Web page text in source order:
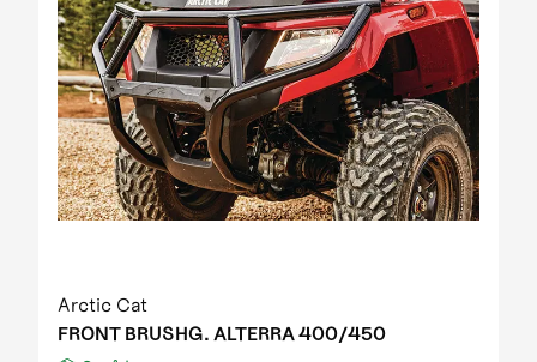
2013 1000 XT EFT white met
2013 450 R EFT Homologated
2013 550 EFT black
2013 550 XT EFT emerald green met
2013 700 Diesel EFT marsh
2013 700 XT EFT steel blue met
2013 Prowler HDX
2013 TRV 550 EFT black
2013 TRV 550 XT EFT emerald green met
2013 TRV 700 XT EFT black met
Arctic Cat
FRONT BRUSHG. ALTERRA 400/450